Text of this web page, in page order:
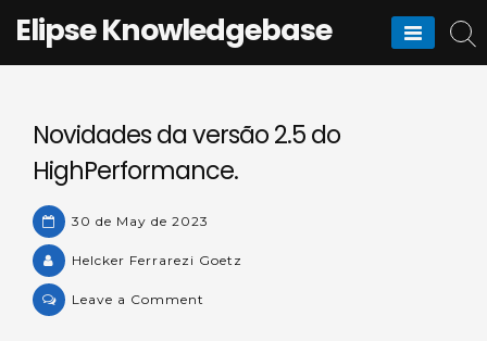
Elipse Knowledgebase
Novidades da versão 2.5 do
HighPerformance.
30 de May de 2023
Helcker Ferrarezi Goetz
Leave a Comment